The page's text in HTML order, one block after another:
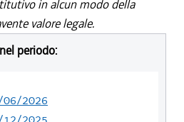
in alcun modo della
valore legale.
periodo:
2026